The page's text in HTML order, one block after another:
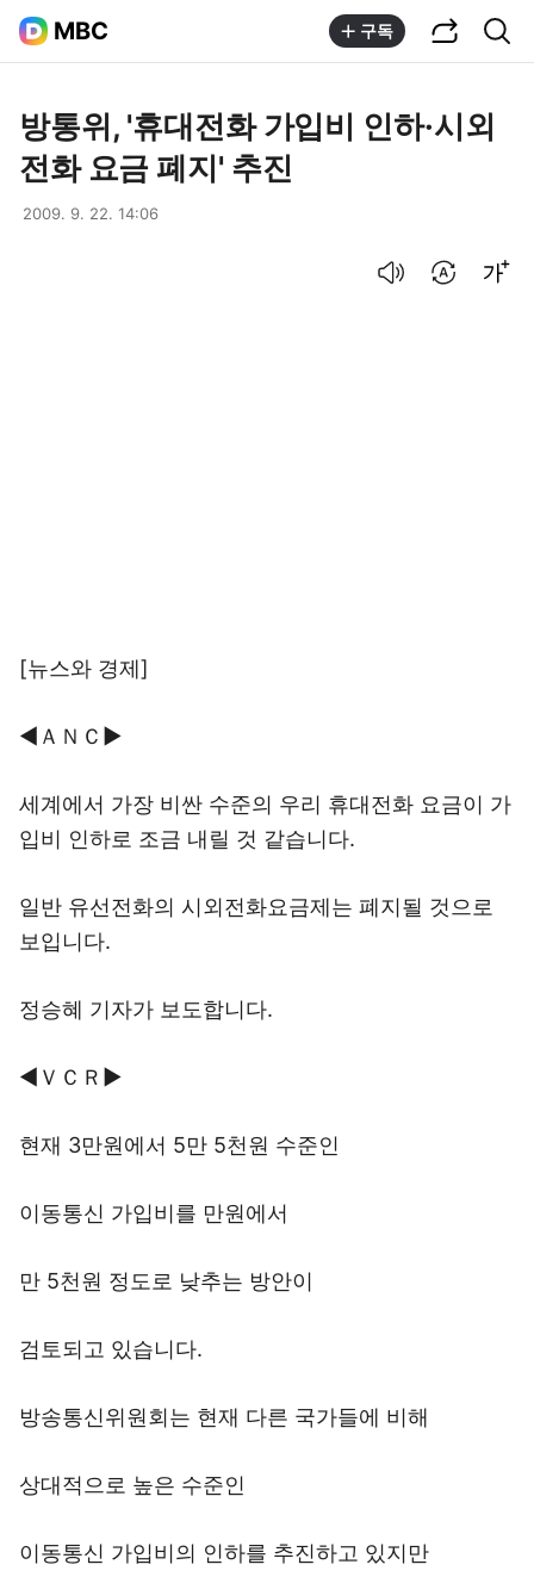
MBC 구독
방통위, '휴대전화 가입비 인하·시외
전화 요금 폐지' 추진
2009. 9. 22. 14:06
[뉴스와 경제]
◀ＡＮＣ▶
세계에서 가장 비싼 수준의 우리 휴대전화 요금이 가
입비 인하로 조금 내릴 것 같습니다.
일반 유선전화의 시외전화요금제는 폐지될 것으로
보입니다.
정승혜 기자가 보도합니다.
◀ＶＣＲ▶
현재 3만원에서 5만 5천원 수준인
이동통신 가입비를 만원에서
만 5천원 정도로 낮추는 방안이
검토되고 있습니다.
방송통신위원회는 현재 다른 국가들에 비해
상대적으로 높은 수준인
이동통신 가입비의 인하를 추진하고 있지만